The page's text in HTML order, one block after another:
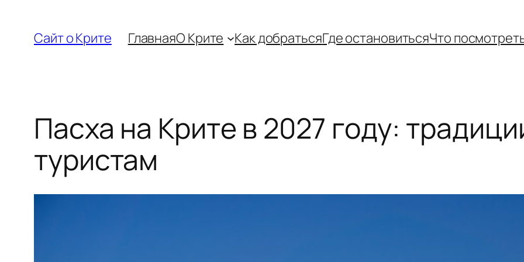
содержимому
Сайт о Крите ГлавнаяО Крите Как добратьсяГде остановитьсяЧто
Пасха на Крите в 2027 году:
туристам